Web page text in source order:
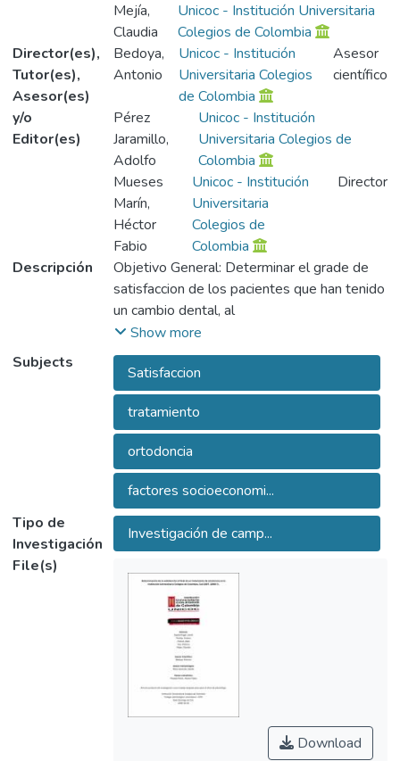
Mejía,
Claudia
Unicoc - Institución Universitaria
Colegios de Colombia
Director(es),
Tutor(es),
Asesor(es)
y/o
Editor(es)
Bedoya,
Antonio
Unicoc - Institución
Universitaria Colegios
de Colombia
Asesor
científico
Pérez
Jaramillo,
Adolfo
Unicoc - Institución
Universitaria Colegios de
Colombia
Mueses
Marín,
Héctor
Fabio
Unicoc - Institución
Universitaria
Colegios de
Colombia
Director
Descripción
Objetivo General: Determinar el grade de
satisfaccion de los pacientes que han tenido
un cambio dental, al
observar el resultado final de un
tratamiento de ortodoncia en la Institucion
Universitaria Colegios de Colombia
sede Cali en el ano 2007.
Materiales y Metodos: La investigacion fue
observational descriptiva con corte
transversal, contando con una
muestra final de 69 historias clinicas de
pacientes que habian recibido tratamiento
de ortodoncia en el Colegio
Odontologico Colombiano; para la
con preguntas 8 de unica
selection y 3 de datos socioeconomicos;
utilizada para encontrar las variables genero,
edad, estrato
socioeconomico, grado de satisfaccion ante
aspectos situaciones percibidas durante el
tratamiento de
ortodoncia. La investigacion fue clasificada
Show more
Subjects
Satisfaccion
tratamiento
ortodoncia
factores socioeconomi...
Tipo de
Investigación
Investigación de camp...
File(s)
Download